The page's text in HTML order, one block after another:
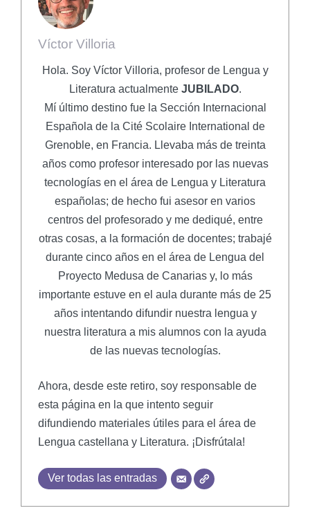
Víctor Villoria
Hola. Soy Víctor Villoria, profesor de Lengua y
Literatura actualmente JUBILADO.
Mí último destino fue la Sección Internacional
Española de la Cité Scolaire International de
Grenoble, en Francia. Llevaba más de treinta
años como profesor interesado por las nuevas
tecnologías en el área de Lengua y Literatura
españolas; de hecho fui asesor en varios
centros del profesorado y me dediqué, entre
otras cosas, a la formación de docentes; trabajé
durante cinco años en el área de Lengua del
Proyecto Medusa de Canarias y, lo más
importante estuve en el aula durante más de 25
años intentando difundir nuestra lengua y
nuestra literatura a mis alumnos con la ayuda
de las nuevas tecnologías.
Ahora, desde este retiro, soy responsable de
esta página en la que intento seguir
difundiendo materiales útiles para el área de
Lengua castellana y Literatura. ¡Disfrútala!
Ver todas las entradas